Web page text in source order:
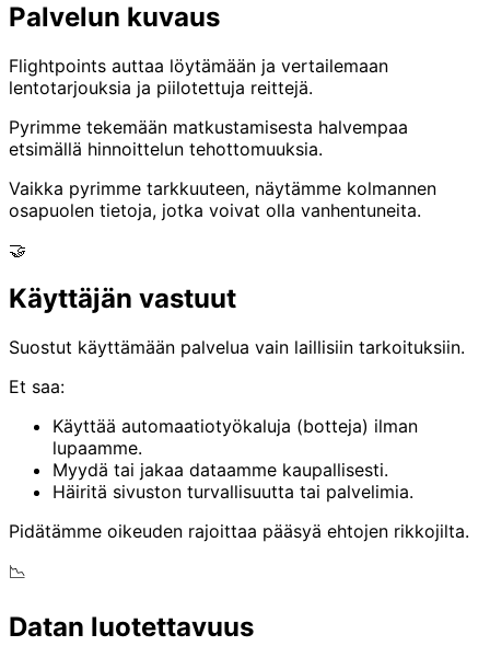
Palvelun kuvaus
Flightpoints auttaa löytämään ja vertailemaan
lentotarjouksia ja piilotettuja reittejä.
Pyrimme tekemään matkustamisesta halvempaa
etsimällä hinnoittelun tehottomuuksia.
Vaikka pyrimme tarkkuuteen, näytämme kolmannen
osapuolen tietoja, jotka voivat olla vanhentuneita.
🤝
Käyttäjän vastuut
Suostut käyttämään palvelua vain laillisiin tarkoituksiin.
Et saa:
Käyttää automaatiotyökaluja (botteja) ilman
lupaamme.
Myydä tai jakaa dataamme kaupallisesti.
Häiritä sivuston turvallisuutta tai palvelimia.
Pidätämme oikeuden rajoittaa pääsyä ehtojen rikkojilta.
📉
Datan luotettavuus